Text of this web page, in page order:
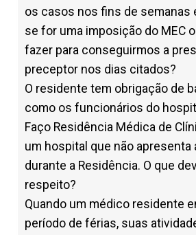
os casos nos fins de semanas
se for uma imposição do MEC
fazer para conseguirmos a
preceptor nos dias citados?
O residente tem obrigação de
como os funcionários do
Faço Residência Médica de
um hospital que não apresenta
durante a Residência. O que
respeito?
Quando um médico residente
período de férias, suas